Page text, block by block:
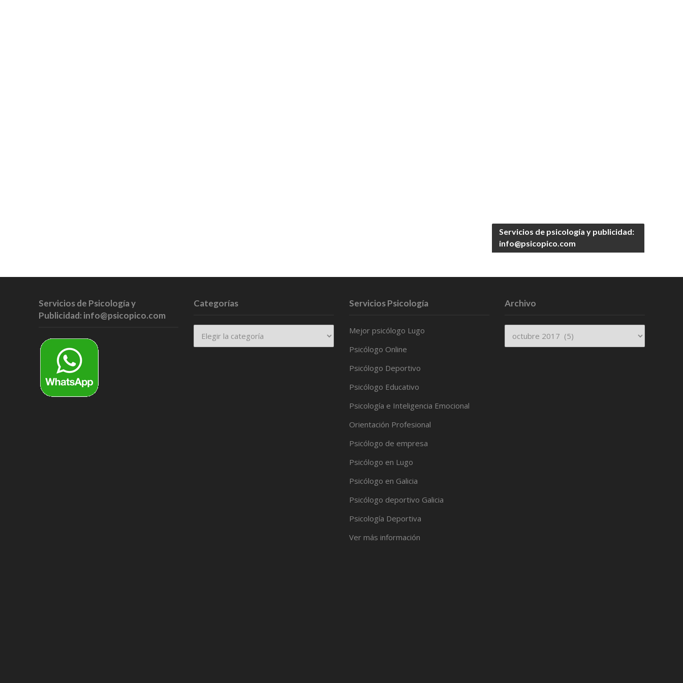
Servicios de psicología y publicidad:
info@psicopico.com
Servicios de Psicología y
Publicidad: info@psicopico.com
Categorías Servicios Psicología
Mejor psicólogo Lugo
Psicólogo Online
Psicólogo Deportivo
Psicólogo Educativo
Psicología e Inteligencia Emocional
Orientación Profesional
Psicólogo de empresa
Psicólogo en Lugo
Psicólogo en Galicia
Psicólogo deportivo Galicia
Psicología Deportiva
Ver más información
Archivo